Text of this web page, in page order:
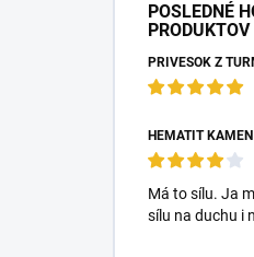
POSLEDNÉ
PRODUKTOV
HEMATIT
Má to sílu. Ja
sílu na duchu i